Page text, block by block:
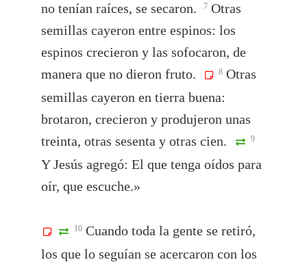
no tenían raíces, se secaron.
7 Otras
semillas cayeron entre espinos: los
espinos crecieron y las sofocaron, de
manera que no dieron fruto.
8 Otras
semillas cayeron en tierra buena:
brotaron, crecieron y produjeron unas
treinta, otras sesenta y otras cien.
9
Y Jesús agregó: El que tenga oídos para
oír, que escuche.»
10 Cuando toda la gente se retiró,
los que lo seguían se acercaron con los